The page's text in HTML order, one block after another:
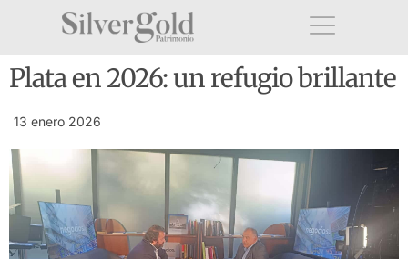
Plata en 2026: un refugio brillante
13 enero 2026